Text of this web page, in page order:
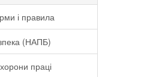
і правила
(НАПБ)
праці